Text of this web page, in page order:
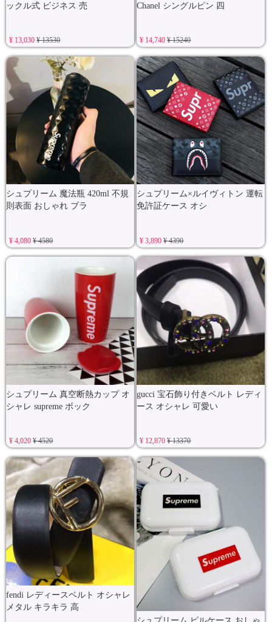
ックル式 ビジネス 売
¥ 13,030¥ 13530
Chanel シングルピン 四
¥ 14,740¥ 15240
シュプリーム 魔法瓶 420ml 不規
則表面 おしゃれ ブラ
¥ 4,080¥ 4580
シュプリーム×ルイヴィトン 運転
免許証ケース オシ
¥ 3,890¥ 4390
シュプリーム 真空断熱カップ オ
シャレ supreme ボック
¥ 4,020¥ 4520
gucci 宝石飾り付きベルト レディ
ース オシャレ 可愛い
¥ 12,870¥ 13370
fendi レディースベルト オシャレ
メタル キラキラ 高